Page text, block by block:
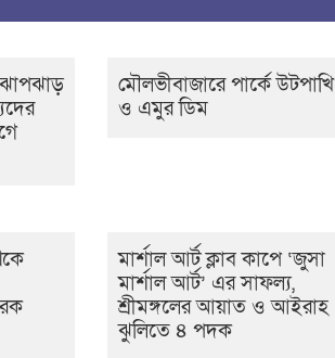
ঝোপঝাড়
মৌলভীবাজারে পার্কে উটপাখি
ও এমুর ডিম
মার্শাল আর্ট ক্লাব কাপে ‘জুসা
মার্শাল আর্ট’ এর সাফল্য,
শ্রীমঙ্গলের আয়াত ও আইরাহ
ঝুলিতে ৪ পদক